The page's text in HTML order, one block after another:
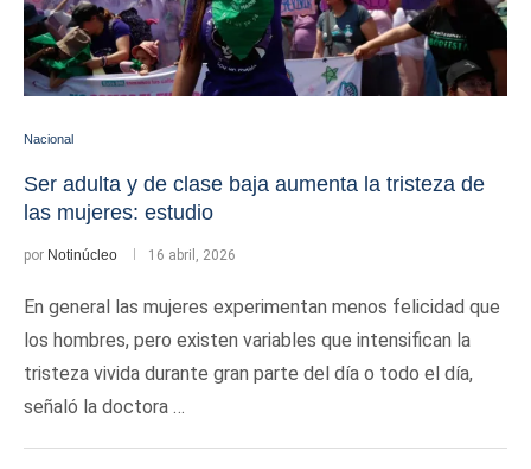
Nacional
Ser adulta y de clase baja aumenta la tristeza de
las mujeres: estudio
por Notinúcleo 16 abril, 2026
En general las mujeres experimentan menos felicidad que
los hombres, pero existen variables que intensifican la
tristeza vivida durante gran parte del día o todo el día,
señaló la doctora …